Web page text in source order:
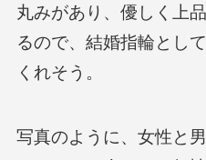
丸みがあり、優しく上
るので、結婚指輪とし
くれそう。
写真のように、女性と